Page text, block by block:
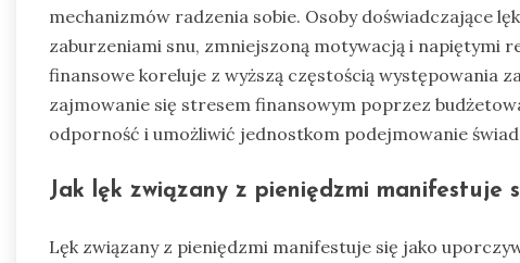
mechanizmów radzenia sobie. Osoby doświadczające
zaburzeniami snu, zmniejszoną motywacją i napiętymi
finansowe koreluje z wyższą częstością występowania
zajmowanie się stresem finansowym poprzez
odporność i umożliwić jednostkom podejmowanie
Jak lęk związany z pieniędzmi manifestuje
Lęk związany z pieniędzmi manifestuje się jako